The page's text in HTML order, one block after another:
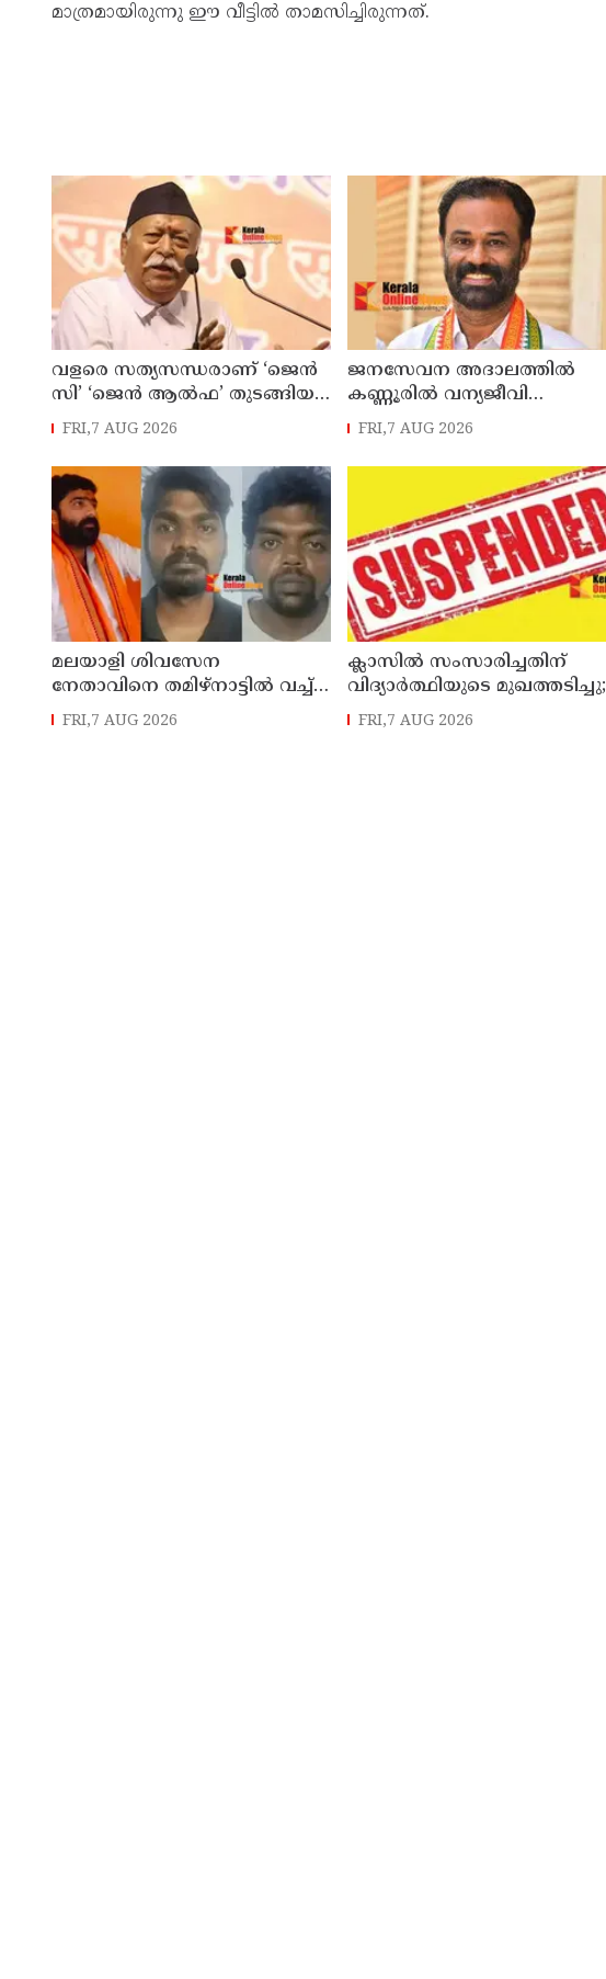
മാത്രമായിരുന്നു ഈ വീട്ടിൽ താമസിച്ചിരുന്നത്.
വളരെ സത്യസന്ധരാണ് ‘ജെൻ
സി’ ‘ജെൻ ആൽഫ’ തുടങ്ങിയ
യുവതലമുറ ; മോഹൻ ഭാഗവത്
FRI,7 AUG 2026
ജനസേവന അദാലത്തിൽ
കണ്ണൂരിൽ വന്യജീവി
ആക്രമണത്തിന് ഇരയായ 30
അനുവദിച്ചു
FRI,7 AUG 2026
മലയാളി ശിവസേന
നേതാവിനെ തമിഴ്നാട്ടിൽ വച്ച്
കൊലപ്പെടുത്തിയ സംഭവം ;
രണ്ട് പേർ പിടിയിൽ
FRI,7 AUG 2026
ക്ലാസിൽ സംസാരിച്ചതിന്
വിദ്യാര്‍ത്ഥിയുടെ മുഖത്തടിച്ചു;
അധ്യാപകന് സസ്പെൻഷൻ
FRI,7 AUG 2026